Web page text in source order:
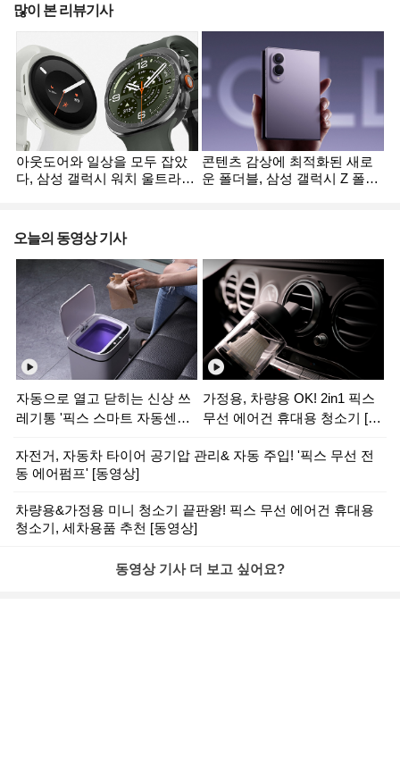
많이 본 리뷰기사
아웃도어와 일상을 모두 잡았
다, 삼성 갤럭시 워치 울트라2·
콘텐츠 감상에 최적화된 새로
운 폴더블, 삼성 갤럭시 Z 폴드
오늘의 동영상 기사
자동으로 열고 닫히는 신상 쓰
레기통 '픽스 스마트 자동센서
가정용, 차량용 OK! 2in1 픽스
무선 에어건 휴대용 청소기 [동
자전거, 자동차 타이어 공기압 관리& 자동 주입! '픽스 무선 전
동 에어펌프' [동영상]
차량용&가정용 미니 청소기 끝판왕! 픽스 무선 에어건 휴대용
청소기, 세차용품 추천 [동영상]
동영상 기사 더 보고 싶어요?